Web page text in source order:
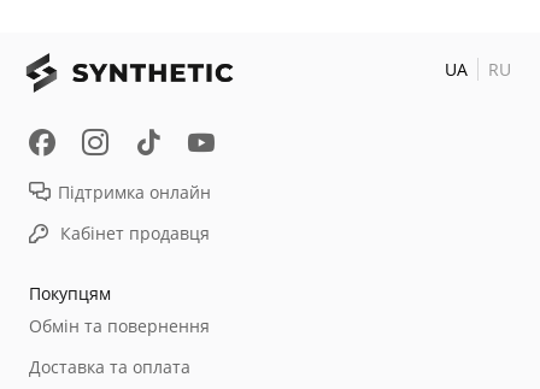
Покупцям
Обмін та повернення
Доставка та оплата
Підтримка онлайн
Кабінет продавця
UA RU